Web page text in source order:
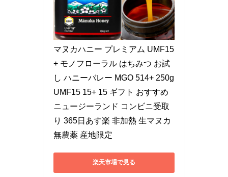
マヌカハニー プレミアム UMF15
+ モノフローラル はちみつ お試
し ハニーバレー MGO 514+ 250g
UMF15 15+ 15 ギフト おすすめ
ニュージーランド コンビニ受取
り 365日あす楽 非加熱 生マヌカ
無農薬 産地限定
楽天市場で見る